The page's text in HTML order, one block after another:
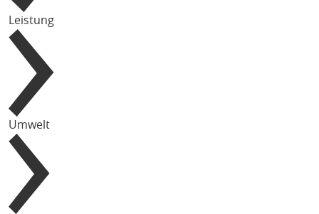
Leistung
Umwelt